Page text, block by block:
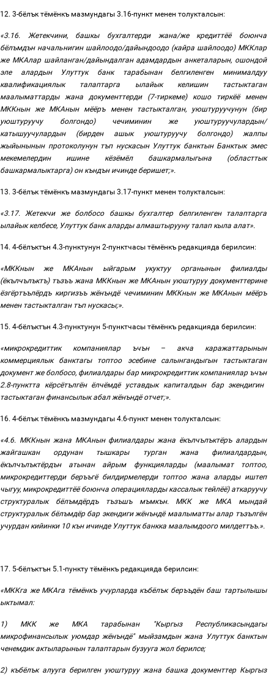
12. 3-бёлък тёмёнкъ мазмундагы 3.16-пункт менен толукталсын:
«3.16. Жетекчини, башкы бухгалтерди жана/же кредиттёё
боюнча
бёлъмдън начальнигин шайлоодо/дайындоодо (кайра шайлоодо) МККлар
же МКАлар шайланган/дайындалган адамдардын анкеталарын, ошондой
эле алардын
Улуттук банк тарабынан белгиленген
минималдуу
квалификациялык
талаптарга ылайык келишин
тастыктаган
маалыматтарды
жана документтерди(7-тиркеме) кошо тиркёё менен
МККнын же МКАнын мёёръ менен тастыкталган, уюштуруучунун(бир
уюштуруучу
болгондо) чечиминин же уюштуруучулардын/
катышуучулардын(бирден ашык уюштуруучу болгондо) жалпы
жыйынынын протоколунун тъп нускасын Улуттук банктын Банктык эмес
мекемелердин ишине
кёзёмёл
башкармалыгына (областтык
башкармалыктарга) он къндън ичинде беришет;».
13. 3-бёлък тёмёнкъ мазмундагы 3.17-пункт менен толукталсын:
«3.17. Жетекчи же болбосо башкы бухгалтер белгиленген талаптарга
ылайык келбесе, Улуттук банк аларды алмаштырууну талап кыла алат».
14. 4-бёлъктън 4.3-пунктунун 2-пунктчасы тёмёнкъ редакцияда берилсин:
«МККнын же МКАнын ыйгарым укуктуу органынын филиалды
(ёкълчълъктъ) тъзъъ жана МККнын же МКАнын уюштуруу документтерине
ёзгёртъълёрдъ киргизъъ жёнъндё чечиминин МККнын же МКАнын мёёръ
менен тастыкталган тъп нускасы;».
15. 4-бёлъктън 4.3-пунктунун 5-пунктчасы тёмёнкъ редакцияда берилсин:
«микрокредиттик компаниялар ъчън –
акча каражаттарынын
коммерциялык банктагы топтоо эсебине салынгандыгын тастыктаган
документ же болбосо, филиалдары бар микрокредиттик компаниялар ъчън
2.8-пунктта кёрсётългён ёлчёмдё уставдык капиталдын бар экендигин
тастыктаган финансылык абал жёнъндё отчет;».
16. 4-бёлък тёмёнкъ мазмундагы 4.6-пункт менен толукталсын:
«4.6. МККнын жана МКАнын филиалдары жана ёкълчълъктёръ алардын
жайгашкан ордунан тышкары турган жана филиалдардын,
ёкълчълъктёрдън атынан айрым функцияларды (маалымат топтоо,
микрокредиттерди беръъгё билдирмелерди топтоо жана аларды иштеп
чыгуу, микрокредиттёё боюнча операцияларды кассалык тейлёё) аткаруучу
структуралык бёлъмдёрдъ тъзъшъ мъмкън. МКК же МКА мындай
структуралык бёлъмдёр бар экендиги жёнъндё маалыматты алар тъзългён
учурдан кийинки 10 кън ичинде Улуттук банкка маалымдоого милдеттъъ.».
17. 5-бёлъктън 5.1-пункту тёмёнкъ редакцияда берилсин:
«МККга же МКАга тёмёнкъ учурларда къбёлък беръъдён баш тартылышы
ыктымал:
1) МКК же МКА тарабынан"Кыргыз
Республикасындагы
микрофинансылык уюмдар жёнъндё" мыйзамдын жана Улуттук банктын
ченемдик актыларынын талаптарын бузууга жол берилсе;
2) къбёлък алууга берилген уюштуруу жана башка документтер Кыргыз